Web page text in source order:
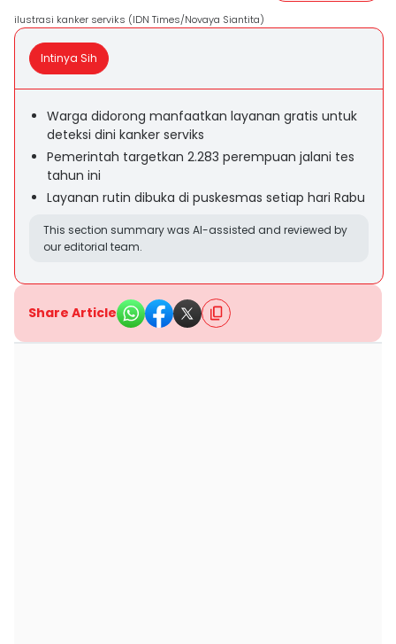
ilustrasi kanker serviks (IDN Times/Novaya Siantita)
Intinya Sih
Warga didorong manfaatkan layanan gratis untuk
deteksi dini kanker serviks
Pemerintah targetkan 2.283 perempuan jalani tes
tahun ini
Layanan rutin dibuka di puskesmas setiap hari Rabu
This section summary was AI-assisted and reviewed by
our editorial team.
Share Article